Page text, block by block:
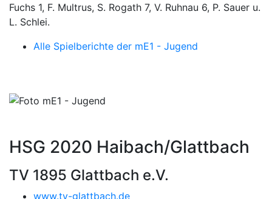
Fuchs 1, F. Multrus, S. Rogath 7, V. Ruhnau 6, P. Sauer u.
L. Schlei.
Alle Spielberichte der mE1 - Jugend
HSG 2020 Haibach/Glattbach
TV 1895 Glattbach e.V.
www.tv-glattbach.de